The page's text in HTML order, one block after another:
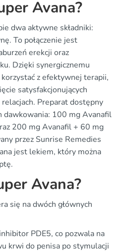
Avana?
dwa aktywne składniki:
To połączenie jest
erekcji oraz
Dzięki synergicznemu
korzystać z efektywnej terapii,
satysfakcjonujących
Preparat dostępny
dawkowania: 100 mg Avanafil
200 mg Avanafil + 60 mg
przez Sunrise Remedies
jest lekiem, który można
Avana?
się na dwóch głównych
PDE5, co pozwala na
krwi do penisa po stymulacji